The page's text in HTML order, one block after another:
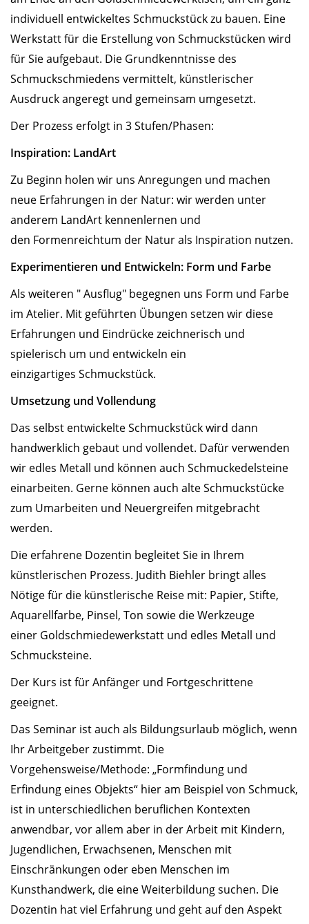
individuell entwickeltes Schmuckstück zu bauen. Eine
Werkstatt für die Erstellung von Schmuckstücken wird
für Sie aufgebaut. Die Grundkenntnisse des
Schmuckschmiedens vermittelt, künstlerischer
Ausdruck angeregt und gemeinsam umgesetzt.
Der Prozess erfolgt in 3 Stufen/Phasen:
Inspiration: LandArt
Zu Beginn holen wir uns Anregungen und machen
neue Erfahrungen in der Natur: wir werden unter
anderem LandArt kennenlernen und
den Formenreichtum der Natur als Inspiration nutzen.
Experimentieren und Entwickeln: Form und Farbe
Als weiteren " Ausflug" begegnen uns Form und Farbe
im Atelier. Mit geführten Übungen setzen wir diese
Erfahrungen und Eindrücke zeichnerisch und
spielerisch um und entwickeln ein
einzigartiges Schmuckstück.
Umsetzung und Vollendung
Das selbst entwickelte Schmuckstück wird dann
handwerklich gebaut und vollendet. Dafür verwenden
wir edles Metall und können auch Schmuckedelsteine
einarbeiten. Gerne können auch alte Schmuckstücke
zum Umarbeiten und Neuergreifen mitgebracht
werden.
Die erfahrene Dozentin begleitet Sie in Ihrem
künstlerischen Prozess. Judith Biehler bringt alles
Nötige für die künstlerische Reise mit: Papier, Stifte,
Aquarellfarbe, Pinsel, Ton sowie die Werkzeuge
einer Goldschmiedewerkstatt und edles Metall und
Schmucksteine.
Der Kurs ist für Anfänger und Fortgeschrittene
geeignet.
Das Seminar ist auch als Bildungsurlaub möglich, wenn
Ihr Arbeitgeber zustimmt. Die
Vorgehensweise/Methode: „Formfindung und
Erfindung eines Objekts“ hier am Beispiel von Schmuck,
ist in unterschiedlichen beruflichen Kontexten
anwendbar, vor allem aber in der Arbeit mit Kindern,
Jugendlichen, Erwachsenen, Menschen mit
Einschränkungen oder eben Menschen im
Kunsthandwerk, die eine Weiterbildung suchen. Die
Dozentin hat viel Erfahrung und geht auf den Aspekt